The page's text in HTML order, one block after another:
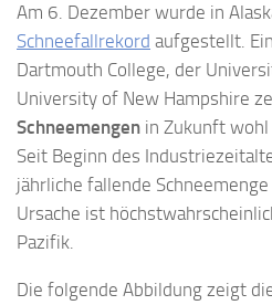
Am 6. Dezember wurde in
Schneefallrekord aufgestellt.
Dartmouth College, der
University of New Hampshire
Schneemengen in Zukunft
Seit Beginn des
jährliche fallende
Ursache ist
Pazifik.
Die folgende Abbildung zeigt